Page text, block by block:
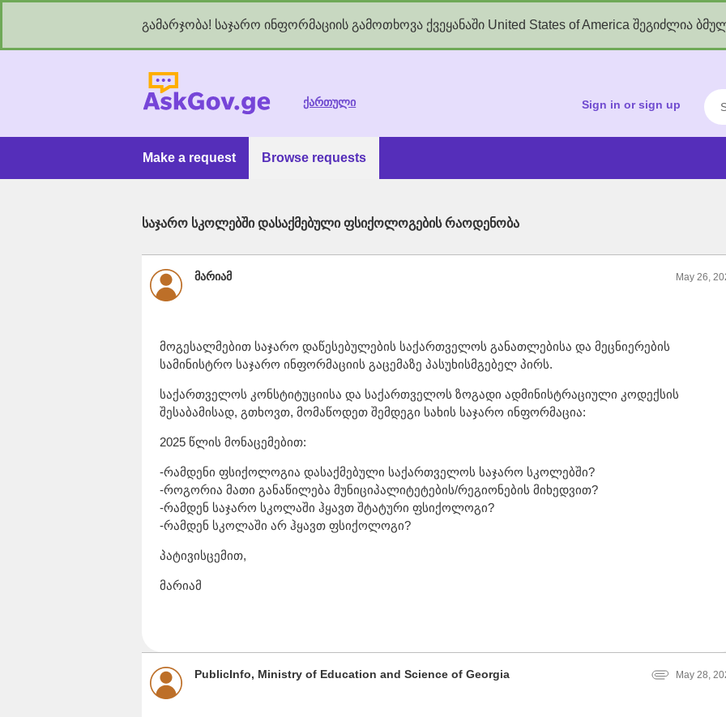
გამარჯობა! საჯარო ინფორმაციის გამოთხოვა ქვეყანაში United States of America შეგიძლია
ქართული Sign in or sign up
Make a request Browse requests
საჯარო სკოლებში დასაქმებული ფსიქოლოგების რაოდენობა
მარიამ May 26,
მოგესალმებით საჯარო დაწესებულების საქართველოს განათლებისა და მეცნიერების
სამინისტრო საჯარო ინფორმაციის გაცემაზე პასუხისმგებელ პირს.
საქართველოს კონსტიტუციისა და საქართველოს ზოგადი ადმინისტრაციული კოდექსის
შესაბამისად, გთხოვთ, მომაწოდეთ შემდეგი სახის საჯარო ინფორმაცია:
2025 წლის მონაცემებით:
-რამდენი ფსიქოლოგია დასაქმებული საქართველოს საჯარო სკოლებში?
-როგორია მათი განაწილება მუნიციპალიტეტების/რეგიონების მიხედვით?
-რამდენ საჯარო სკოლაში ჰყავთ შტატური ფსიქოლოგი?
-რამდენ სკოლაში არ ჰყავთ ფსიქოლოგი?
პატივისცემით,
მარიამ
PublicInfo, Ministry of Education and Science of Georgia May 28,